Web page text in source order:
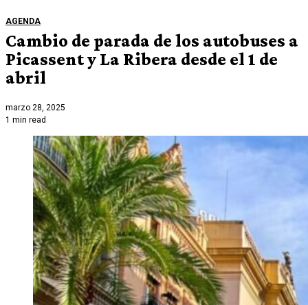
AGENDA
Cambio de parada de los autobuses a
Picassent y La Ribera desde el 1 de
abril
marzo 28, 2025
1 min read